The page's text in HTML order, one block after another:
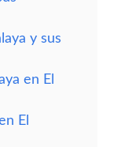
y sus
en El
El